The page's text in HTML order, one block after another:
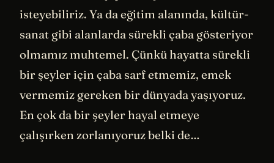
isteyebiliriz. Ya da eğitim alanında, kültür-
sanat gibi alanlarda sürekli çaba gösteriyor
olmamız muhtemel. Çünkü hayatta sürekli
bir şeyler için çaba sarf etmemiz, emek
vermemiz gereken bir dünyada yaşıyoruz.
En çok da bir şeyler hayal etmeye
çalışırken zorlanıyoruz belki de…